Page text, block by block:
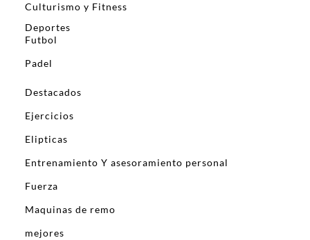
Culturismo y Fitness
Deportes
Futbol
Padel
Destacados
Ejercicios
Elipticas
Entrenamiento Y asesoramiento personal
Fuerza
Maquinas de remo
mejores